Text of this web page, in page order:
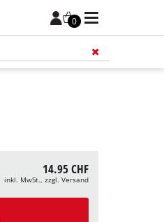
0
14.95 CHF
inkl. MwSt., zzgl. Versand